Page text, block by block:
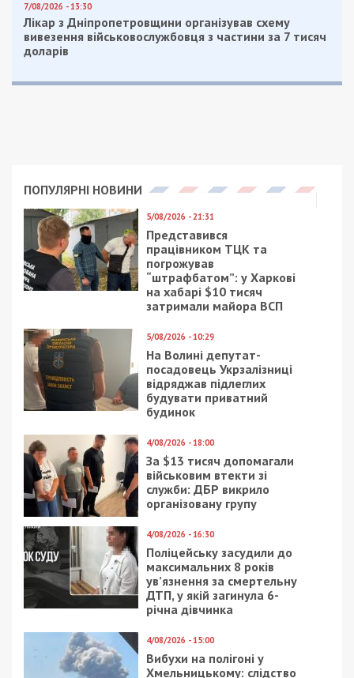
7/08/2026 - 13:30
Лікар з Дніпропетровщини організував схему
вивезення військовослужбовця з частини за 7 тисяч
доларів
ПОПУЛЯРНІ НОВИНИ
5/08/2026 - 21:31
Представився
працівником ТЦК та
погрожував
“штрафбатом”: у Харкові
на хабарі $10 тисяч
затримали майора ВСП
5/08/2026 - 10:29
На Волині депутат-
посадовець Укрзалізниці
відряджав підлеглих
будувати приватний
будинок
4/08/2026 - 18:00
За $13 тисяч допомагали
військовим втекти зі
служби: ДБР викрило
організовану групу
4/08/2026 - 16:30
Поліцейську засудили до
максимальних 8 років
ув’язнення за смертельну
ДТП, у якій загинула 6-
річна дівчинка
4/08/2026 - 15:00
Вибухи на полігоні у
Хмельницькому: слідство